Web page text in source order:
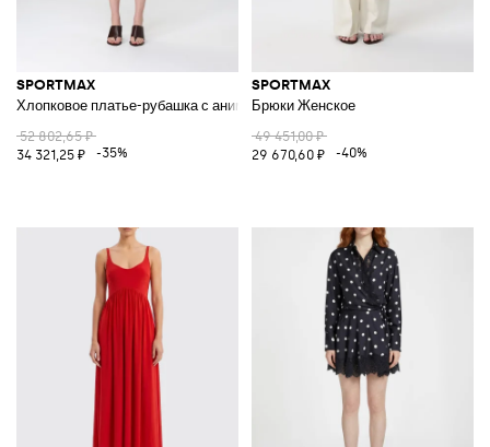
SPORTMAX
Хлопковое платье-рубашка с анималистическим принтом
52 802,65 ₽
34 321,25 ₽
-35%
SPORTMAX
Брюки Женское
49 451,00 ₽
29 670,60 ₽
-40%